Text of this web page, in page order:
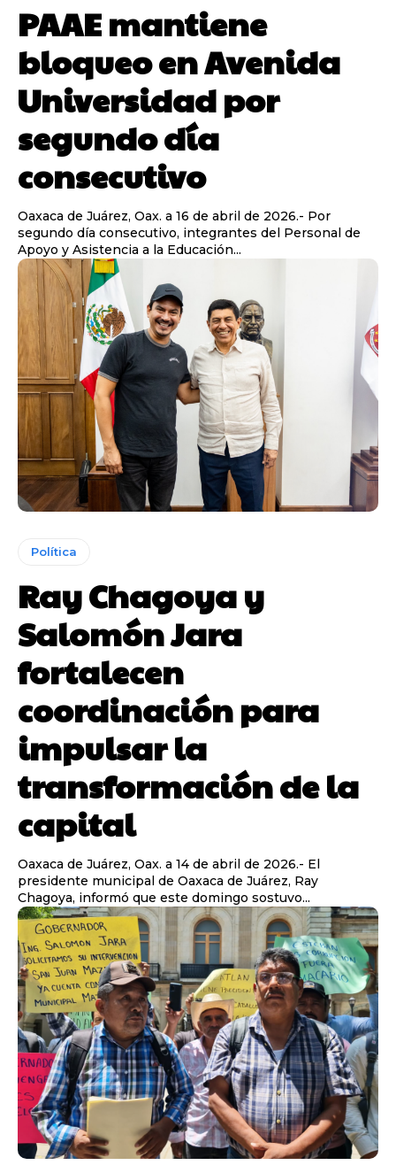
PAAE mantiene
bloqueo en Avenida
Universidad por
segundo día
consecutivo
Oaxaca de Juárez, Oax. a 16 de abril de 2026.- Por
segundo día consecutivo, integrantes del Personal de
Apoyo y Asistencia a la Educación...
Política
Ray Chagoya y
Salomón Jara
fortalecen
coordinación para
impulsar la
transformación de la
capital
Oaxaca de Juárez, Oax. a 14 de abril de 2026.- El
presidente municipal de Oaxaca de Juárez, Ray
Chagoya, informó que este domingo sostuvo...